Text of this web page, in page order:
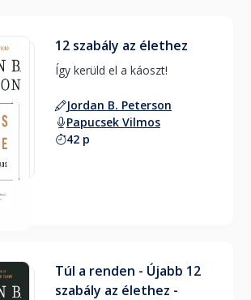
12 szabály az élethez
Jordan B. Peterson
Papucsek Vilmos
42 p
Túl a renden - Újabb 12
szabály az élethez -